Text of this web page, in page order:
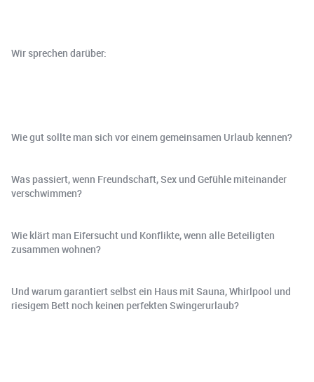
Wir sprechen darüber:
Wie gut sollte man sich vor einem gemeinsamen Urlaub kennen?
Was passiert, wenn Freundschaft, Sex und Gefühle miteinander
verschwimmen?
Wie klärt man Eifersucht und Konflikte, wenn alle Beteiligten
zusammen wohnen?
Und warum garantiert selbst ein Haus mit Sauna, Whirlpool und
riesigem Bett noch keinen perfekten Swingerurlaub?